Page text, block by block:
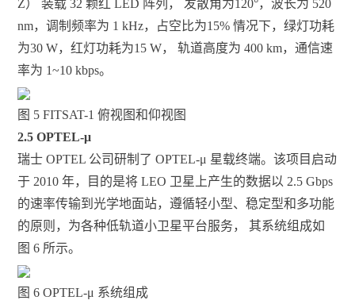
Z） 装载 32 颗红 LED 阵列， 发散角为120°，波长为 520
nm，调制频率为 1 kHz，占空比为15% 情况下，绿灯功耗
为30 W，红灯功耗为15 W， 轨道高度为 400 km，通信速
率为 1~10 kbps。
图 5 FITSAT-1 俯视图和仰视图
2.5 OPTEL-μ
瑞士 OPTEL 公司研制了 OPTEL-μ 星载终端。该项目启动
于 2010 年，目的是将 LEO 卫星上产生的数据以 2.5 Gbps
的速率传输到光学地面站，遵循轻小型、稳定型和多功能
的原则，为各种低轨道小卫星平台服务， 其系统组成如
图 6 所示。
图 6 OPTEL-μ 系统组成